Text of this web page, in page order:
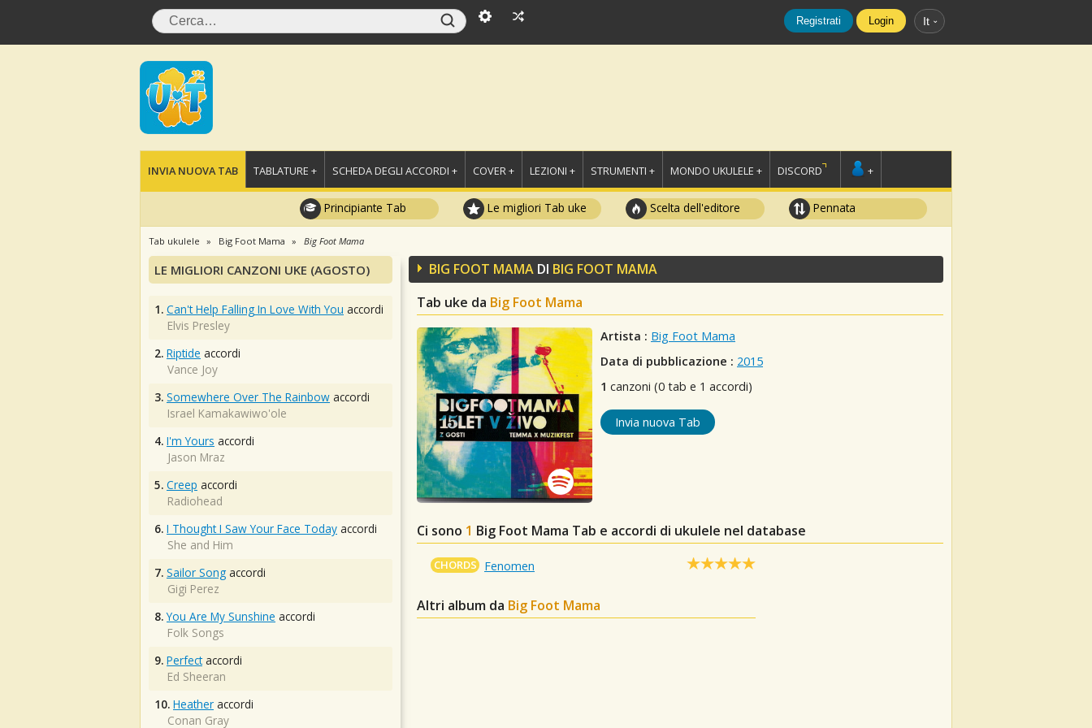
Registrati Login It
INVIA NUOVA TAB TABLATURE + SCHEDA DEGLI ACCORDI + COVER + LEZIONI + STRUMENTI + MONDO UKULELE + DISCORD +
Principiante Tab Le migliori Tab uke Scelta dell'editore Pennata
Tab ukulele Big Foot Mama Big Foot Mama
BIG FOOT MAMA DI BIG FOOT MAMA
Tab uke da Big Foot Mama
Artista : Big Foot Mama
Data di pubblicazione : 2015
1 canzoni (0 tab e 1 accordi)
Invia nuova Tab
Ci sono 1 Big Foot Mama Tab e accordi di ukulele nel database
CHORDS Fenomen
Altri album da Big Foot Mama
LE MIGLIORI CANZONI UKE (AGOSTO)
1. Can't Help Falling In Love With You accordi
Elvis Presley
2. Riptide accordi
Vance Joy
3. Somewhere Over The Rainbow accordi
Israel Kamakawiwo'ole
4. I'm Yours accordi
Jason Mraz
5. Creep accordi
Radiohead
6. I Thought I Saw Your Face Today accordi
She and Him
7. Sailor Song accordi
Gigi Perez
8. You Are My Sunshine accordi
Folk Songs
9. Perfectaccordi
Ed Sheeran
10. Heather accordi
Conan Gray